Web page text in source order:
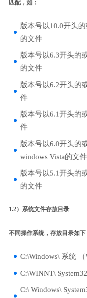
匹配，如：
版本号以10.0开头
的文件
版本号以6.3开头的
的文件
版本号以6.2开头的
件
版本号以6.1开头的
件
版本号以6.0开头的
windows Vista的文件
版本号以5.1开头的
的文件
1.2）系统文件存放目录
不同操作系统，存放目录如下
C:\Windows\ 系统 （
C:\WINNT\
C:\ Windows\